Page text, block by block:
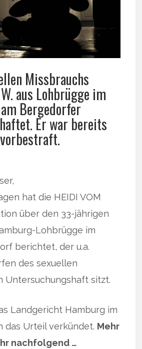
Missbrauchs
aus Lohbrügge im
Bergedorfer
Er war bereits
hat die HEIDI VOM
über den 33-jährigen
Lohbrügge im
berichtet, der u.a.
des sexuellen
Untersuchungshaft sitzt.
Landgericht Hamburg im
das Urteil verkündet. Mehr
nachfolgend …